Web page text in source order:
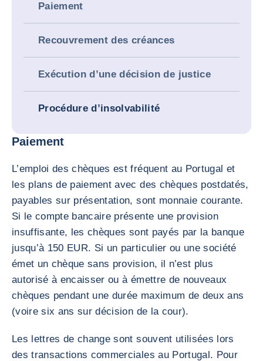
Paiement
Recouvrement des créances
Exécution d’une décision de justice
Procédure d’insolvabilité
Paiement
L’emploi des chèques est fréquent au Portugal et
les plans de paiement avec des chèques postdatés,
payables sur présentation, sont monnaie courante.
Si le compte bancaire présente une provision
insuffisante, les chèques sont payés par la banque
jusqu’à 150 EUR. Si un particulier ou une société
émet un chèque sans provision, il n’est plus
autorisé à encaisser ou à émettre de nouveaux
chèques pendant une durée maximum de deux ans
(voire six ans sur décision de la cour).
Les lettres de change sont souvent utilisées lors
des transactions commerciales au Portugal. Pour